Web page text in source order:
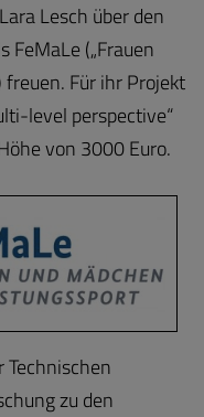
Lesch über den
FeMaLe („Frauen
Für ihr Projekt
level perspective“
von 3000 Euro.
zu den